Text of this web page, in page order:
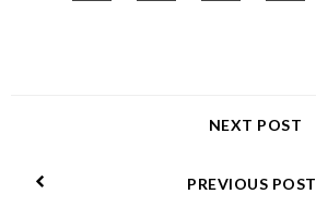
NEXT POST
PREVIOUS POST